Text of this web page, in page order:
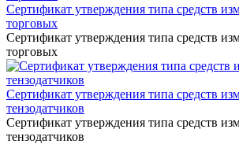
Сертификат утверждения типа средств
торговых
Сертификат утверждения типа средств
торговых
Сертификат утверждения типа средств
тензодатчиков
Сертификат утверждения типа средств
тензодатчиков